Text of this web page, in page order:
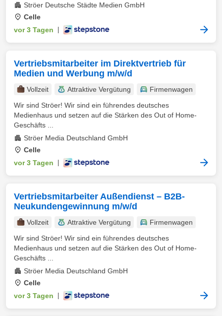
Ströer Deutsche Städte Medien GmbH
Celle
vor 3 Tagen
Vertriebsmitarbeiter im Direktvertrieb für
Medien und Werbung m/w/d
Vollzeit Attraktive Vergütung
Firmenwagen
Wir sind Ströer! Wir sind ein führendes deutsches
Medienhaus und setzen auf die Stärken des Out of Home-
Geschäfts ...
Ströer Media Deutschland GmbH
Celle
vor 3 Tagen
Vertriebsmitarbeiter Außendienst – B2B-
Neukundengewinnung m/w/d
Vollzeit Attraktive Vergütung
Firmenwagen
Wir sind Ströer! Wir sind ein führendes deutsches
Medienhaus und setzen auf die Stärken des Out of Home-
Geschäfts ...
Ströer Media Deutschland GmbH
Celle
vor 3 Tagen